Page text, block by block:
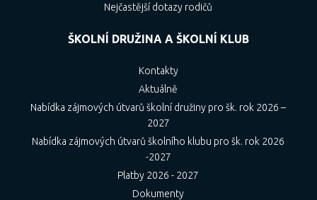
Nejčastější dotazy rodičů
ŠKOLNÍ DRUŽINA A ŠKOLNÍ KLUB
Kontakty
Aktuálně
Nabídka zájmových útvarů školní družiny pro šk. rok 2026 –
2027
Nabídka zájmových útvarů školního klubu pro šk. rok 2026
-2027
Platby 2026 - 2027
Dokumenty